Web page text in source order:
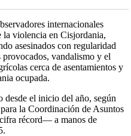
internacionales
la violencia en Cisjordania,
asesinados con regularidad
vandalismo y el
cerca de asentamientos y
ocupada.
desde el inicio del año, según
la Coordinación de Asuntos
récord— a manos de